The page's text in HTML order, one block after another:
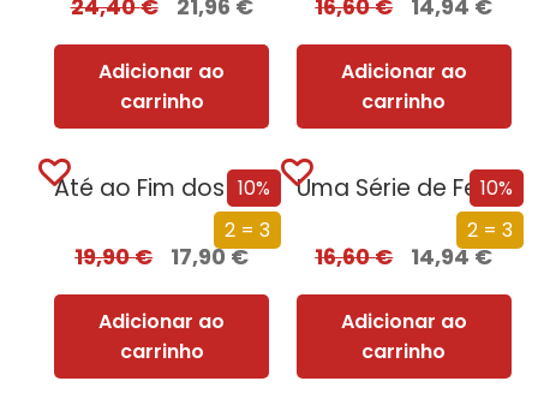
24,40€ 21,96€
Adicionar ao
carrinho
16,60€ 14,94€
Adicionar ao
carrinho
10%
2 = 3
Até ao Fim dos Tempos
19,90€ 17,90€
Adicionar ao
carrinho
10%
2 = 3
Uma Série de Felizes Coincidências
16,60€ 14,94€
Adicionar ao
carrinho